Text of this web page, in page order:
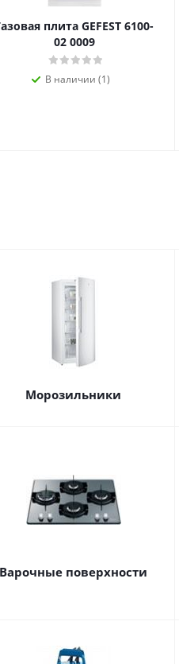
плита GEFEST 6100-
02 0009
В наличии (1)
Морозильники
Варочные поверхности